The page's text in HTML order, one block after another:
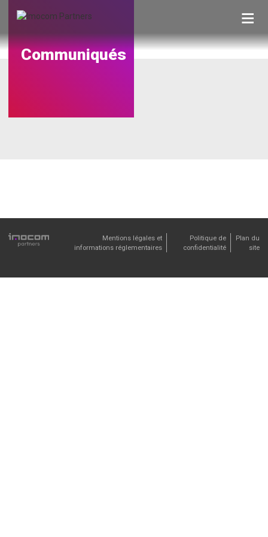
Communiqués
Mentions légales et
informations réglementaires
Politique de
confidentialité
Plan du
site